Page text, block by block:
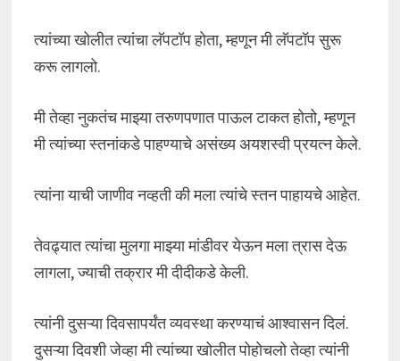
त्यांच्या खोलीत त्यांचा लॅपटॉप होता, म्हणून मी लॅपटॉप सुरू
करू लागलो.
मी तेव्हा नुकतंच माझ्या तरुणपणात पाऊल टाकत होतो, म्हणून
मी त्यांच्या स्तनांकडे पाहण्याचे असंख्य अयशस्वी प्रयत्न केले.
त्यांना याची जाणीव नव्हती की मला त्यांचे स्तन पाहायचे आहेत.
तेवढ्यात त्यांचा मुलगा माझ्या मांडीवर येऊन मला त्रास देऊ
लागला, ज्याची तक्रार मी दीदीकडे केली.
त्यांनी दुसऱ्या दिवसापर्यंत व्यवस्था करण्याचं आश्वासन दिलं.
दुसऱ्या दिवशी जेव्हा मी त्यांच्या खोलीत पोहोचलो तेव्हा त्यांनी